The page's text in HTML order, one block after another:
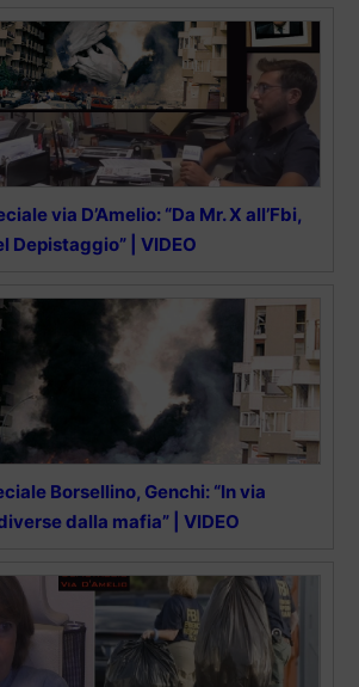
via D’Amelio: “Da Mr. X all’Fbi,
Depistaggio” | VIDEO
Borsellino, Genchi: “In via
dalla mafia” | VIDEO